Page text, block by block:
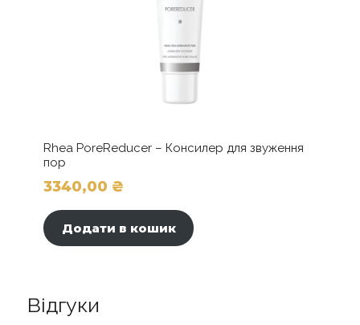
Rhea PoreReducer – Консилер для звуження
пор
3340,00 ₴
Додати в кошик
Відгуки